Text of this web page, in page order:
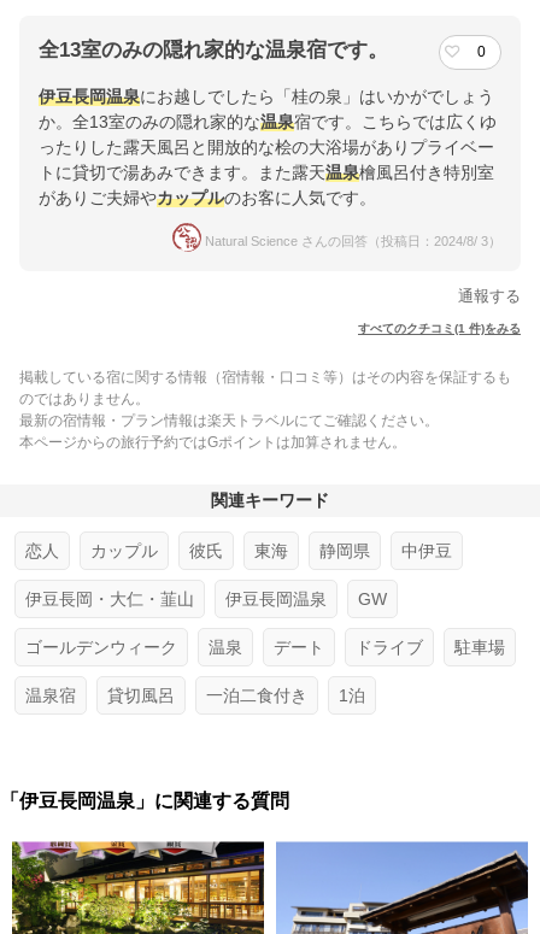
全13室のみの隠れ家的な温泉宿です。 0
伊豆長岡温泉にお越しでしたら「桂の泉」はいかがでしょう
か。全13室のみの隠れ家的な温泉宿です。こちらでは広くゆ
ったりした露天風呂と開放的な桧の大浴場がありプライベー
トに貸切で湯あみできます。また露天温泉檜風呂付き特別室
がありご夫婦やカップルのお客に人気です。
Natural Science さんの回答（投稿日：2024/8/ 3）
通報する
すべてのクチコミ(1 件)をみる
掲載している宿に関する情報（宿情報・口コミ等）はその内容を保証するも
のではありません。
最新の宿情報・プラン情報は楽天トラベルにてご確認ください。
本ページからの旅行予約ではGポイントは加算されません。
関連キーワード
恋人 カップル 彼氏 東海 静岡県 中伊豆
伊豆長岡・大仁・韮山 伊豆長岡温泉 GW
ゴールデンウィーク 温泉 デート ドライブ 駐車場
温泉宿 貸切風呂 一泊二食付き 1泊
「伊豆長岡温泉」に関連する質問